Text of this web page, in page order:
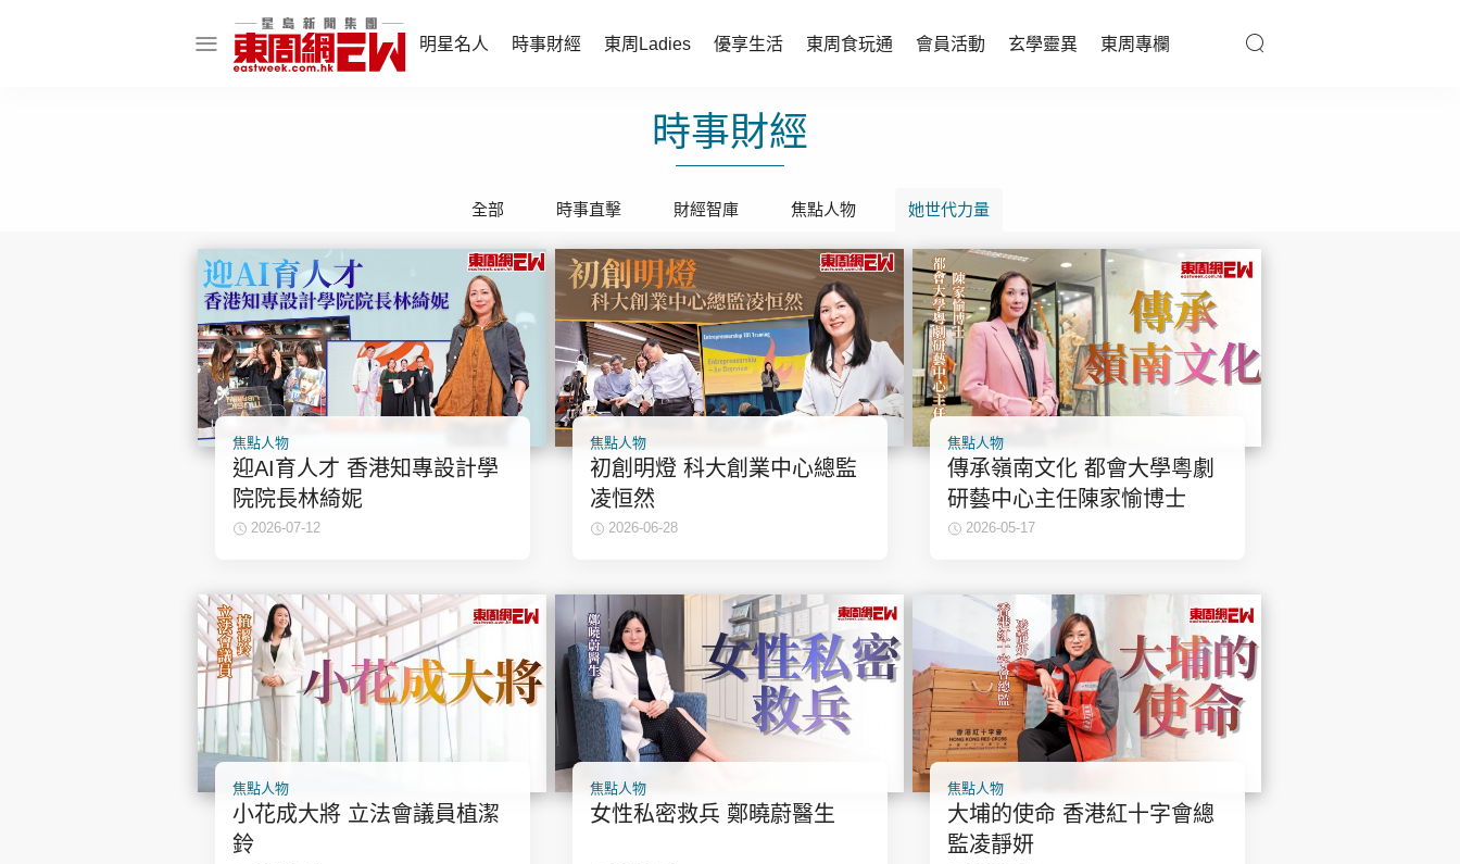
明星名人 時事財經 東周Ladies 優享生活 東周食玩通 會員活動 玄學靈異 東周專欄
東姑熱話
財經智庫
焦點人物
她世代力量
東周Ladies
談情說性
時尚生活
健康醫美 與寵同行
東周食玩通
樂在灣區
飲食玩樂
會員活動
東周JETSO
玄學靈異
東勝運程
東周專欄
娛樂名人
文化藝術
時政財經
健康生活
集團旗下品牌
東周刊 cazbuyer 東Touch PCM 電腦廣場 星島頭條 星島環球 The Standard
Oh!爸媽
時事財經
全部 時事直擊 財經智庫 焦點人物 她世代力量
焦點人物
迎AI育人才 香港知專設計學
院院長林綺妮
2026-07-12
焦點人物
初創明燈 科大創業中心總監
凌恒然
2026-06-28
焦點人物
傳承嶺南文化 都會大學粵劇
研藝中心主任陳家愉博士
2026-05-17
焦點人物
小花成大將 立法會議員植潔
鈴
焦點人物
女性私密救兵 鄭曉蔚醫生
焦點人物
大埔的使命 香港紅十字會總
監凌靜妍